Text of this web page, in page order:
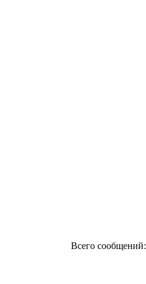
Всего сообщений: